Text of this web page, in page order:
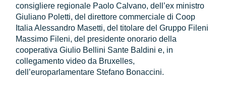
consigliere regionale Paolo Calvano, dell’ex ministro
Giuliano Poletti, del direttore commerciale di Coop
Italia Alessandro Masetti, del titolare del Gruppo Fileni
Massimo Fileni, del presidente onorario della
cooperativa Giulio Bellini Sante Baldini e, in
collegamento video da Bruxelles,
dell’europarlamentare Stefano Bonaccini.